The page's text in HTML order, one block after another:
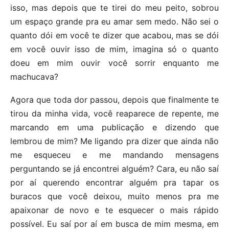
isso, mas depois que te tirei do meu peito, sobrou
um espaço grande pra eu amar sem medo. Não sei o
quanto dói em você te dizer que acabou, mas se dói
em você ouvir isso de mim, imagina só o quanto
doeu em mim ouvir você sorrir enquanto me
machucava?
Agora que toda dor passou, depois que finalmente te
tirou da minha vida, você reaparece de repente, me
marcando em uma publicação e dizendo que
lembrou de mim? Me ligando pra dizer que ainda não
me esqueceu e me mandando mensagens
perguntando se já encontrei alguém? Cara, eu não saí
por aí querendo encontrar alguém pra tapar os
buracos que você deixou, muito menos pra me
apaixonar de novo e te esquecer o mais rápido
possível. Eu saí por aí em busca de mim mesma, em